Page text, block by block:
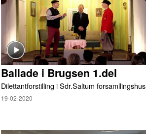
Ballade i Brugsen 1.del
Dilettantforstilling i Sdr.Saltum forsamllingshus
19-02-2020